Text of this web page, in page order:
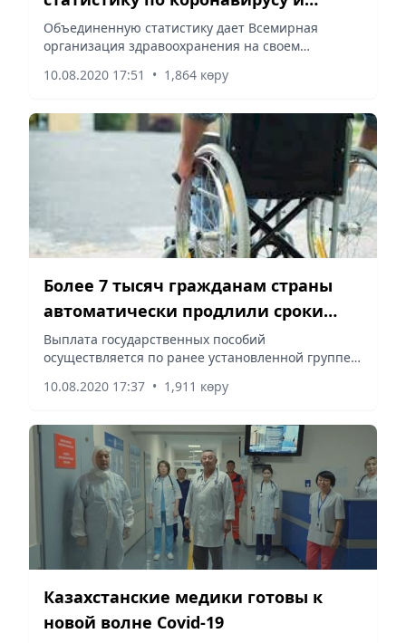
пневмонии
Объединенную статистику дает Всемирная
организация здравоохранения на своем
10.08.2020 17:51 • 1,864 көру
Более 7 тысяч гражданам страны
автоматически продлили сроки
инвалидности
Выплата государственных пособий
осуществляется по ранее установленной группе
10.08.2020 17:37 • 1,911 көру
Казахстанские медики готовы к
новой волне Covid-19